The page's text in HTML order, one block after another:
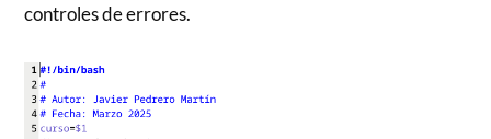
controles de errores.